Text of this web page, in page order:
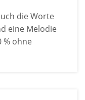
die Worte
eine Melodie
% ohne